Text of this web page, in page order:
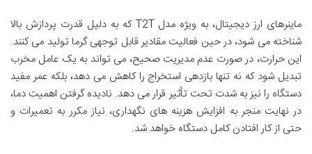
ماینرهای ارز دیجیتال، به ویژه مدل T2T که به دلیل قدرت پردازش بالا
شناخته می شود، در حین فعالیت مقادیر قابل توجهی گرما تولید می کنند.
این حرارت، در صورت عدم مدیریت صحیح، می تواند به یک عامل مخرب
تبدیل شود که نه تنها بازدهی استخراج را کاهش می دهد، بلکه عمر مفید
دستگاه را نیز به شدت تحت تأثیر قرار می دهد. نادیده گرفتن اهمیت دما،
در نهایت منجر به افزایش هزینه های نگهداری، نیاز مکرر به تعمیرات و
حتی از کار افتادن کامل دستگاه خواهد شد.